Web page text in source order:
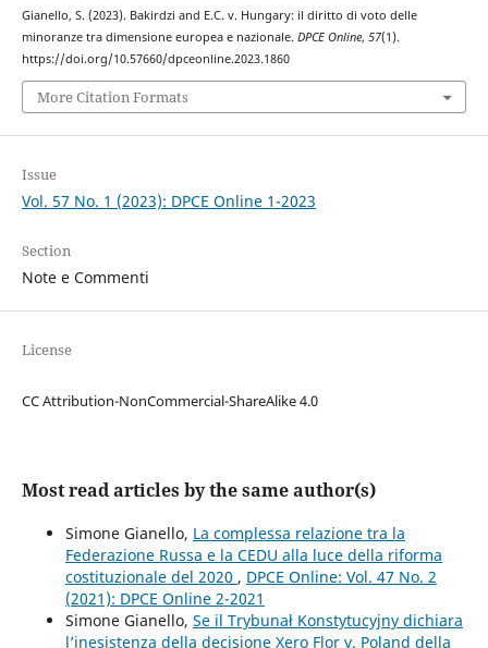
Gianello, S. (2023). Bakirdzi and E.C. v. Hungary: il diritto di voto delle
minoranze tra dimensione europea e nazionale. DPCE Online, 57(1).
https://doi.org/10.57660/dpceonline.2023.1860
More Citation Formats
Issue
Vol. 57 No. 1 (2023): DPCE Online 1-2023
Section
Note e Commenti
License
CC Attribution-NonCommercial-ShareAlike 4.0
Most read articles by the same author(s)
Simone Gianello, La complessa relazione tra la
Federazione Russa e la CEDU alla luce della riforma
costituzionale del 2020 , DPCE Online: Vol. 47 No. 2
(2021): DPCE Online 2-2021
Simone Gianello, Se il Trybunał Konstytucyjny dichiara
l’inesistenza della decisione Xero Flor v. Poland della